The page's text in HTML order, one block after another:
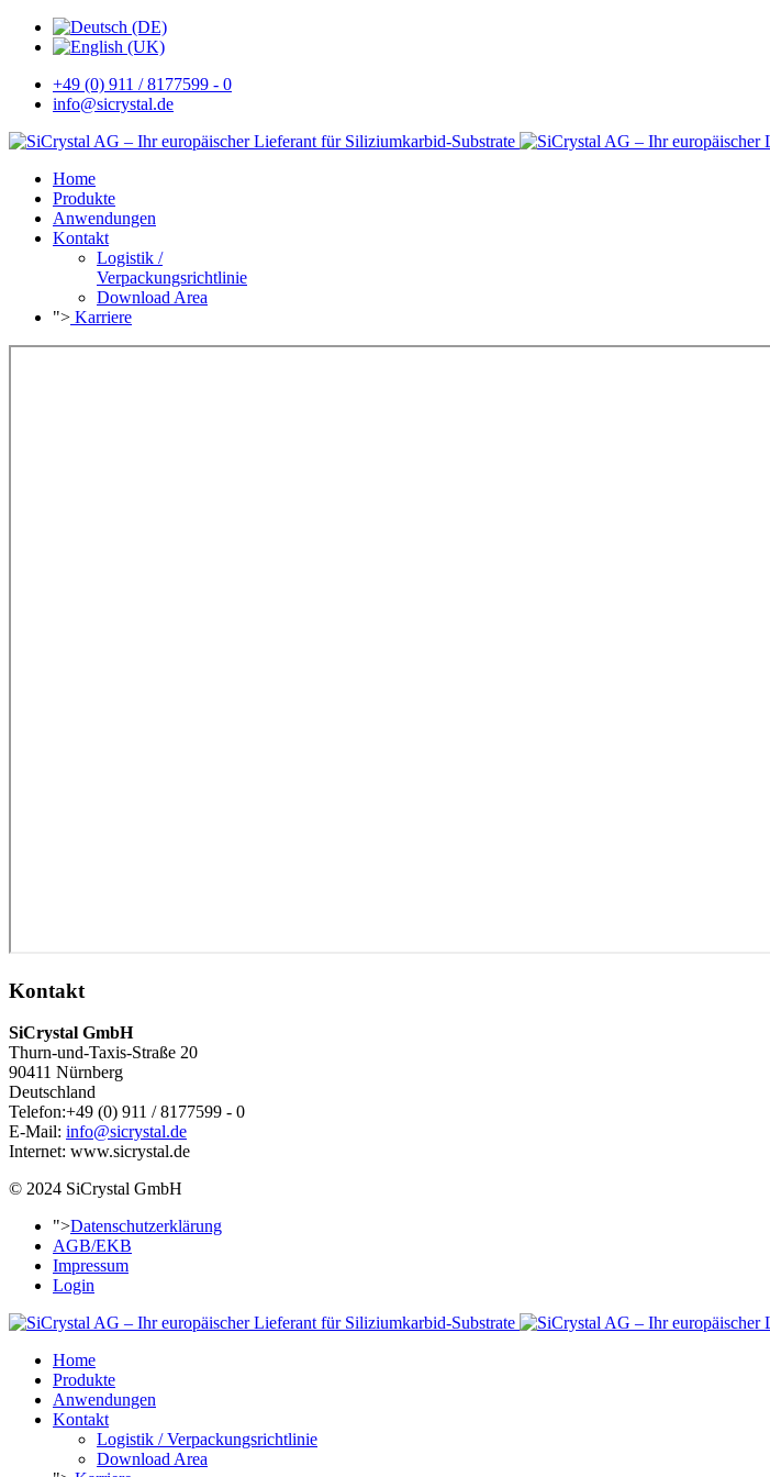
+49 (0) 911 / 8177599 - 0
info@sicrystal.de
Home
Produkte
Anwendungen
Kontakt
Logistik /
Verpackungsrichtlinie
Download Area
"> Karriere
Kontakt
SiCrystal GmbH
Thurn-und-Taxis-Straße 20
90411 Nürnberg
Deutschland
Telefon:+49 (0) 911 / 8177599 - 0
E-Mail: info@sicrystal.de
Internet: www.sicrystal.de
© 2024 SiCrystal GmbH
">Datenschutzerklärung
AGB/EKB
Impressum
Login
Home
Produkte
Anwendungen
Kontakt
Logistik / Verpackungsrichtlinie
Download Area